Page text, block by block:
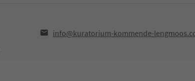
info@kuratorium-kommende-